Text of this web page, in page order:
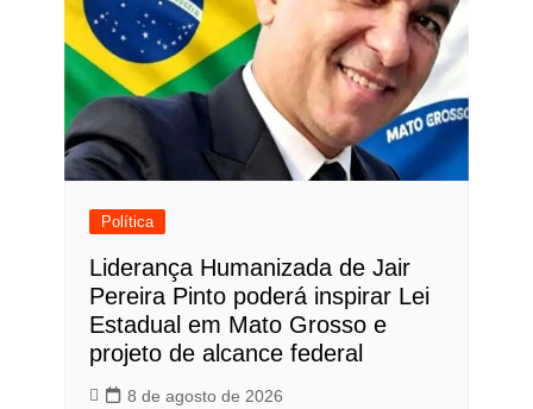
Política
Liderança Humanizada de Jair
Pereira Pinto poderá inspirar Lei
Estadual em Mato Grosso e
projeto de alcance federal
8 de agosto de 2026